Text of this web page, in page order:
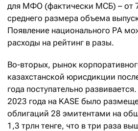
для МФО (фактически МСБ) – от
среднего размера объема
Появление национального РА
расходы на рейтинг в разы.
Во-вторых, рынок
казахстанской юрисдикции
года поступательно
2023 года на KASE было
облигаций 28 эмитентами на
1,3 трлн тенге, что в три раза